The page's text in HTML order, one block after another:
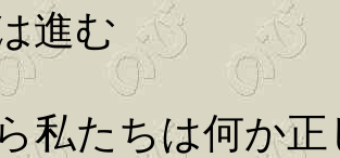
進む
私たちは何か